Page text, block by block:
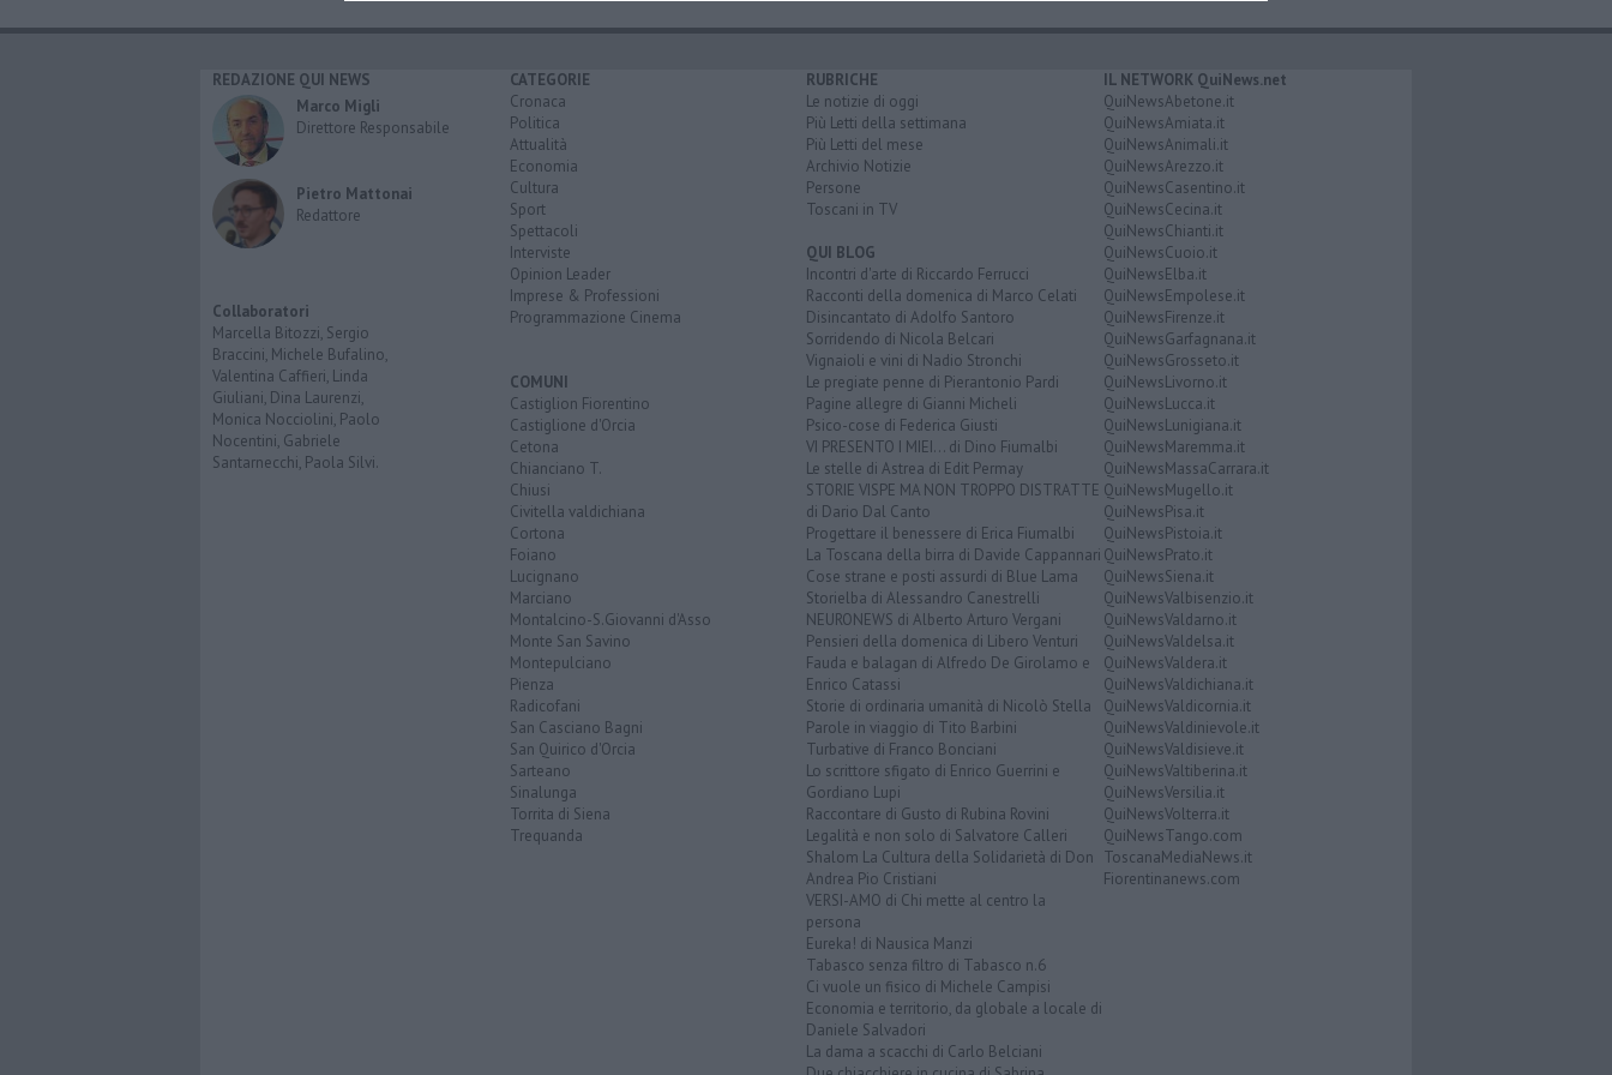
REDAZIONE QUI NEWS
Marco Migli
Direttore Responsabile
Pietro Mattonai
Redattore
Collaboratori
Marcella Bitozzi, Sergio
Braccini, Michele Bufalino,
Valentina Caffieri, Linda
Giuliani, Dina Laurenzi,
Monica Nocciolini, Paolo
Nocentini, Gabriele
Santarnecchi, Paola Silvi.
CATEGORIE
Cronaca
Politica
Attualità
Economia
Cultura
Sport
Spettacoli
Interviste
Opinion Leader
Imprese & Professioni
Programmazione Cinema
COMUNI
Castiglion Fiorentino
Castiglione d'Orcia
Cetona
Chianciano T.
Chiusi
Civitella valdichiana
Cortona
Foiano
Lucignano
Marciano
Montalcino-S.Giovanni d'Asso
Monte San Savino
Montepulciano
Pienza
Radicofani
San Casciano Bagni
San Quirico d'Orcia
Sarteano
Sinalunga
Torrita di Siena
Trequanda
RUBRICHE
Le notizie di oggi
Più Letti della settimana
Più Letti del mese
Archivio Notizie
Persone
Toscani in TV
QUI BLOG
Incontri d'arte di Riccardo Ferrucci
Racconti della domenica di Marco Celati
Disincantato di Adolfo Santoro
Sorridendo di Nicola Belcari
Vignaioli e vini di Nadio Stronchi
Le pregiate penne di Pierantonio Pardi
Pagine allegre di Gianni Micheli
Psico-cose di Federica Giusti
VI PRESENTO I MIEI... di Dino Fiumalbi
Le stelle di Astrea di Edit Permay
STORIE VISPE MA NON TROPPO DISTRATTE
di Dario Dal Canto
Progettare il benessere di Erica Fiumalbi
La Toscana della birra di Davide Cappannari
Cose strane e posti assurdi di Blue Lama
Storielba di Alessandro Canestrelli
NEURONEWS di Alberto Arturo Vergani
Pensieri della domenica di Libero Venturi
Fauda e balagan di Alfredo De Girolamo e
Enrico Catassi
Storie di ordinaria umanità di Nicolò Stella
Parole in viaggio di Tito Barbini
Turbative di Franco Bonciani
Lo scrittore sfigato di Enrico Guerrini e
Gordiano Lupi
Raccontare di Gusto di Rubina Rovini
Legalità e non solo di Salvatore Calleri
Shalom La Cultura della Solidarietà di Don
Andrea Pio Cristiani
VERSI-AMO di Chi mette al centro la
persona
Eureka! di Nausica Manzi
Tabasco senza filtro di Tabasco n.6
Ci vuole un fisico di Michele Campisi
Economia e territorio, da globale a locale di
Daniele Salvadori
La dama a scacchi di Carlo Belciani
IL NETWORK QuiNews.net
QuiNewsAbetone.it
QuiNewsAmiata.it
QuiNewsAnimali.it
QuiNewsArezzo.it
QuiNewsCasentino.it
QuiNewsCecina.it
QuiNewsChianti.it
QuiNewsCuoio.it
QuiNewsElba.it
QuiNewsEmpolese.it
QuiNewsFirenze.it
QuiNewsGarfagnana.it
QuiNewsGrosseto.it
QuiNewsLivorno.it
QuiNewsLucca.it
QuiNewsLunigiana.it
QuiNewsMaremma.it
QuiNewsMassaCarrara.it
QuiNewsMugello.it
QuiNewsPisa.it
QuiNewsPistoia.it
QuiNewsPrato.it
QuiNewsSiena.it
QuiNewsValbisenzio.it
QuiNewsValdarno.it
QuiNewsValdelsa.it
QuiNewsValdera.it
QuiNewsValdichiana.it
QuiNewsValdicornia.it
QuiNewsValdinievole.it
QuiNewsValdisieve.it
QuiNewsValtiberina.it
QuiNewsVersilia.it
QuiNewsVolterra.it
QuiNewsTango.com
ToscanaMediaNews.it
Fiorentinanews.com